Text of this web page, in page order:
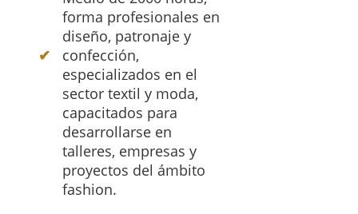
forma profesionales en
diseño, patronaje y
confección,
especializados en el
sector textil y moda,
capacitados para
desarrollarse en
talleres, empresas y
proyectos del ámbito
fashion.